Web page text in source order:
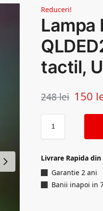
Reduceri!
Lampa
tactil,
248lei 150
Livrare Rapida
Garantie 2 ani
Banii inapoi in